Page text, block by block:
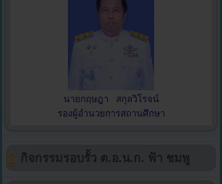
นายกฤษฎา สกุลวิโรจน์
รองผู้อำนวยการสถานศึกษา
กิจกรรมรอบรั้ว ต.อ.น.ก. ฟ้า ชมพู